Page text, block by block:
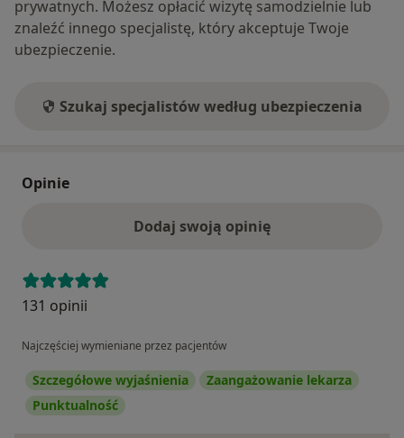
prywatnych. Możesz opłacić wizytę samodzielnie lub
znaleźć innego specjalistę, który akceptuje Twoje
ubezpieczenie.
Szukaj specjalistów według ubezpieczenia
Opinie
Dodaj swoją opinię
131 opinii
Najczęściej wymieniane przez pacjentów
Szczegółowe wyjaśnienia
Zaangażowanie lekarza
Punktualność